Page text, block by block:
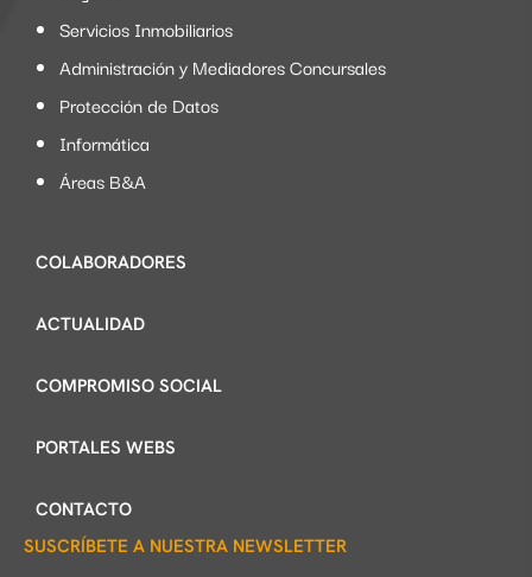
Servicios Inmobiliarios
Administración y Mediadores Concursales
Protección de Datos
Informática
Áreas B&A
COLABORADORES
ACTUALIDAD
COMPROMISO SOCIAL
PORTALES WEBS
CONTACTO
SUSCRÍBETE A NUESTRA NEWSLETTER